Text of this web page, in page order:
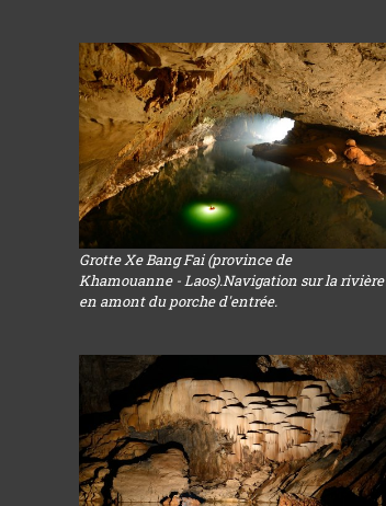
Grotte Xe Bang Fai (province de
Khamouanne - Laos).Navigation sur la rivière
en amont du porche d'entrée.